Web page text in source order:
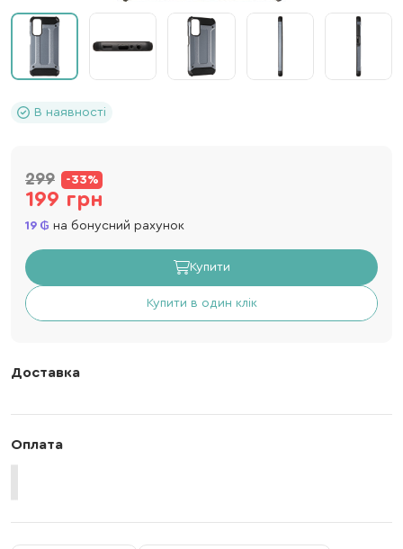
В наявності
299 -33%
199 грн
19 на бонусний рахунок
Купити
Купити в один клік
Доставка
Оплата